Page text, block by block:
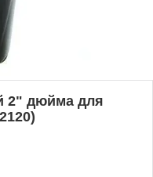
2" дюйма для